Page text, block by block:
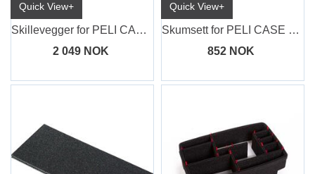
Quick View+
Skillevegger for PELI CASE 1510
2 049 NOK
Quick View+
Skumsett for PELI CASE 1510, 4 deler
852 NOK